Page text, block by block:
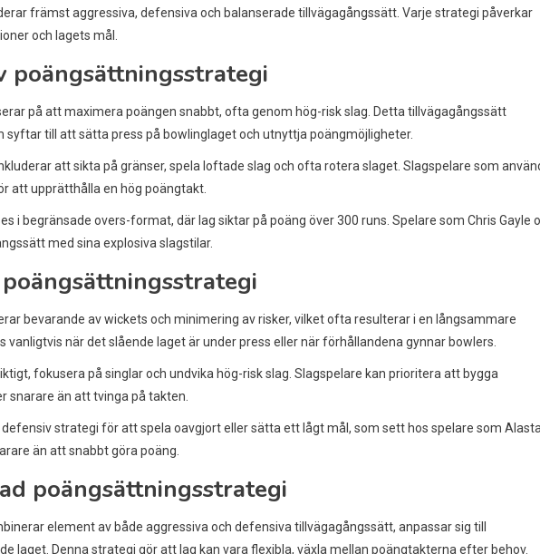
främst aggressiva, defensiva och balanserade tillvägagångssätt. Varje strategi påverkar
och lagets mål.
poängsättningsstrategi
på att maximera poängen snabbt, ofta genom hög-risk slag. Detta tillvägagångssätt
syftar till att sätta press på bowlinglaget och utnyttja poängmöjligheter.
att sikta på gränser, spela loftade slag och ofta rotera slaget. Slagspelare som
att upprätthålla en hög poängtakt.
i begränsade overs-format, där lag siktar på poäng över 300 runs. Spelare som Chris Gayle
med sina explosiva slagstilar.
bevarande av wickets och minimering av risker, vilket ofta resulterar i en långsammare
när det slående laget är under press eller när förhållandena gynnar bowlers.
fokusera på singlar och undvika hög-risk slag. Slagspelare kan prioritera att bygga
snarare än att tvinga på takten.
defensiv strategi för att spela oavgjort eller sätta ett lågt mål, som sett hos spelare som
än att snabbt göra poäng.
poängsättningsstrategi
element av både aggressiva och defensiva tillvägagångssätt, anpassar sig till
laget. Denna strategi gör att lag kan vara flexibla, växla mellan poängtakterna efter behov.